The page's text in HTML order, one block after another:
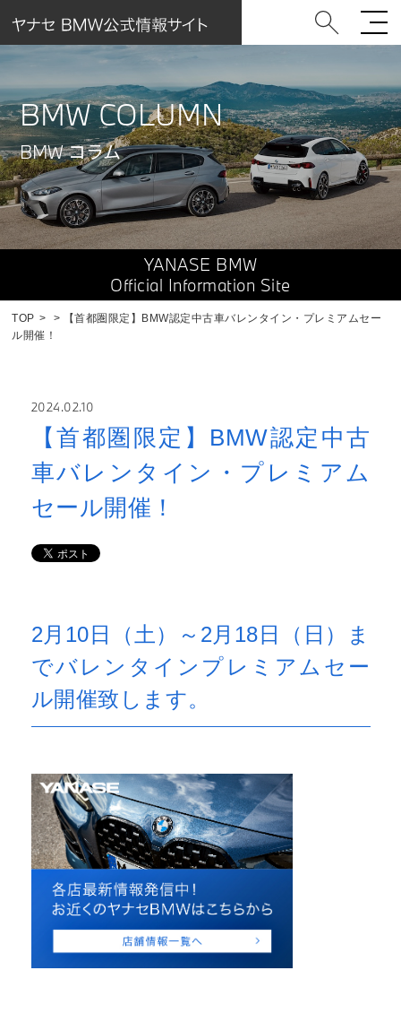
BMW COLUMN
BMW コラム
YANASE BMW
Official Information Site
TOP
【首都圏限定】BMW認定中古車バレンタイン・プレミアムセー
ル開催！
2024.02.10
【首都圏限定】BMW認定中古
車バレンタイン・プレミアム
セール開催！
2月10日（土）～2月18日（日）ま
でバレンタインプレミアムセー
ル開催致します。